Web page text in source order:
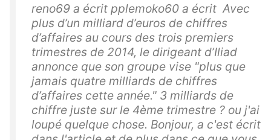
reno69 a écrit pplemoko60 a écrit Avec
plus d’un milliard d’euros de chiffres
d’affaires au cours des trois premiers
trimestres de 2014, le dirigeant d’Iliad
annonce que son groupe vise "plus que
jamais quatre milliards de chiffres
d’affaires cette année." 3 milliards de
chiffre juste sur le 4ème trimestre ? ou j'ai
loupé quelque chose. Bonjour, a c'est écrit